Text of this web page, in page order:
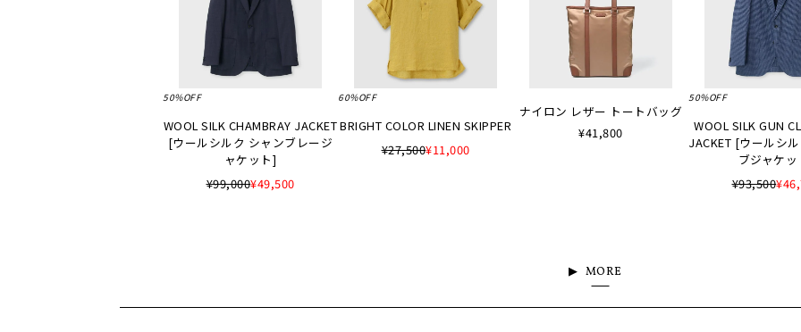
50%OFF
WOOL SILK CHAMBRAY JACKET
[ウールシルク シャンブレージ
ャケット]
¥99,000¥49,500
60%OFF
BRIGHT COLOR LINEN SKIPPER
¥27,500¥11,000
ナイロン レザー トートバッグ
¥41,800
50%OFF
WOOL SILK GUN
JACKET [ウールシ
ブジャケ
¥93,500
MORE